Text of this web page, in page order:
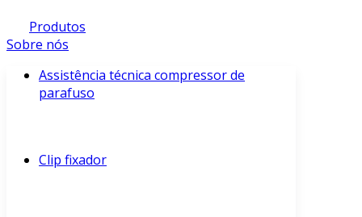
Produtos
Sobre nós
Assistência técnica compressor de
parafuso
Clip fixador